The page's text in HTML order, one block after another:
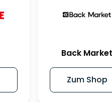
Back Market
Zum Shop